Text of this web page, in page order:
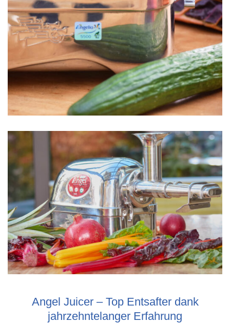
Angel Juicer – Top Entsafter dank
jahrzehntelanger Erfahrung